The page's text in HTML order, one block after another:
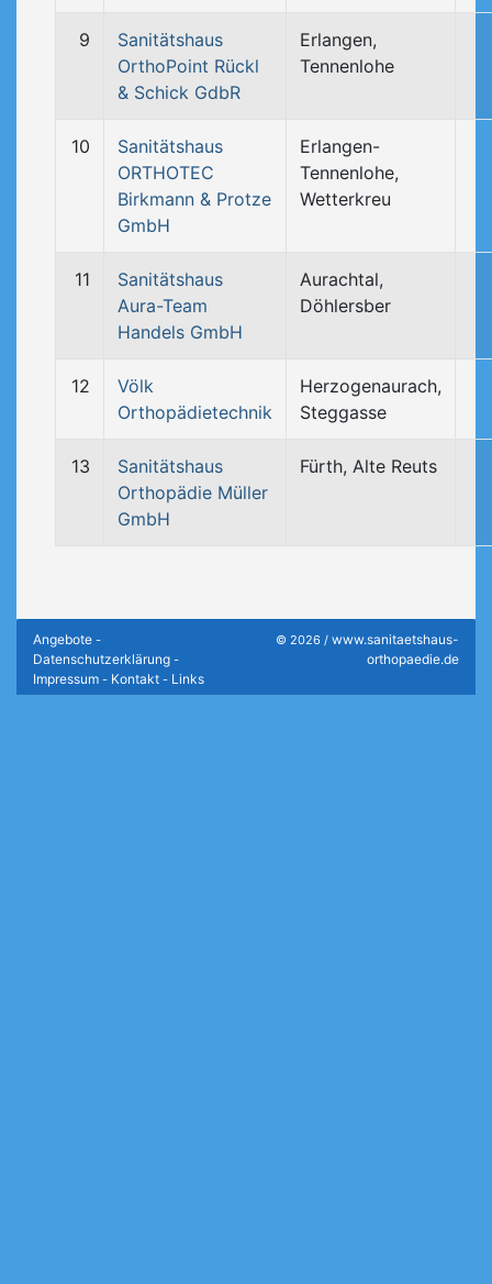
9
Sanitätshaus
OrthoPoint Rückl
& Schick GdbR
Erlangen,
Tennenlohe
10
Sanitätshaus
ORTHOTEC
Birkmann & Protze
GmbH
Erlangen-
Tennenlohe,
Wetterkreu
11
Sanitätshaus
Aura-Team
Handels GmbH
Aurachtal,
Döhlersber
12
Völk
Orthopädietechnik
Herzogenaurach,
Steggasse
13
Sanitätshaus
Orthopädie Müller
GmbH
Fürth, Alte Reuts
Angebote -
Datenschutzerklärung -
Impressum - Kontakt - Links
© 2026 / www.sanitaetshaus-
orthopaedie.de